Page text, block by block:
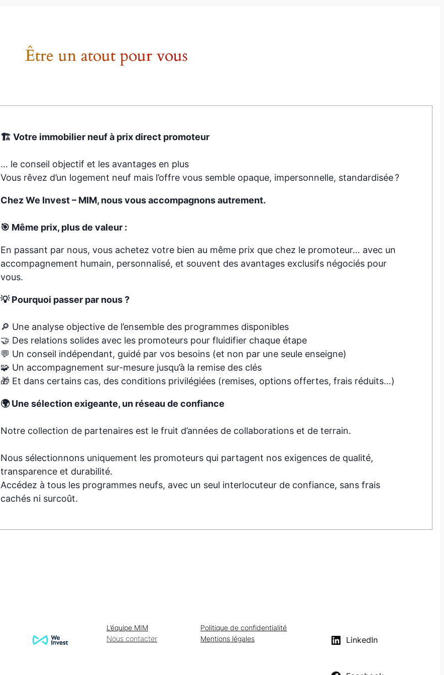
Être un atout pour vous
🏗️ Votre immobilier neuf à prix direct promoteur
… le conseil objectif et les avantages en plus
Vous rêvez d’un logement neuf mais l’offre vous semble opaque, impersonnelle, standardisée ?
Chez We Invest – MIM, nous vous accompagnons autrement.
🎯 Même prix, plus de valeur :
En passant par nous, vous achetez votre bien au même prix que chez le promoteur… avec un
accompagnement humain, personnalisé, et souvent des avantages exclusifs négociés pour
vous.
💡 Pourquoi passer par nous ?
🔎 Une analyse objective de l’ensemble des programmes disponibles
🤝 Des relations solides avec les promoteurs pour fluidifier chaque étape
💬 Un conseil indépendant, guidé par vos besoins (et non par une seule enseigne)
🧩 Un accompagnement sur-mesure jusqu’à la remise des clés
🎁 Et dans certains cas, des conditions privilégiées (remises, options offertes, frais réduits…)
🌍 Une sélection exigeante, un réseau de confiance
Notre collection de partenaires est le fruit d’années de collaborations et de terrain.
Nous sélectionnons uniquement les promoteurs qui partagent nos exigences de qualité,
transparence et durabilité.
Accédez à tous les programmes neufs, avec un seul interlocuteur de confiance, sans frais
cachés ni surcoût.
L’équipe MIM
Nous contacter
Politique de confidentialité
Mentions légales
LinkedIn